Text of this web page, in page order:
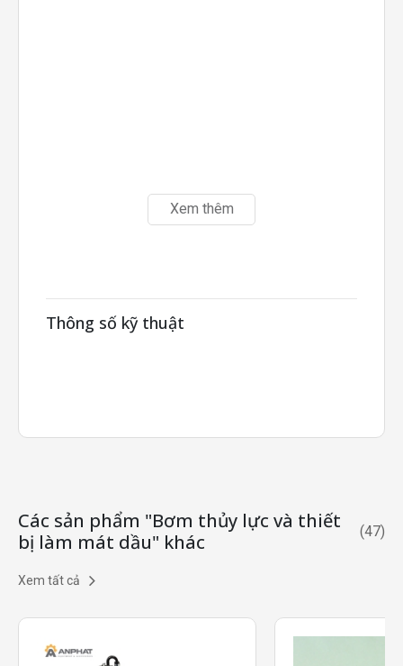
Xem thêm
Thông số kỹ thuật
Các sản phẩm "Bơm thủy lực và thiết
bị làm mát dầu" khác
(47)
Xem tất cả